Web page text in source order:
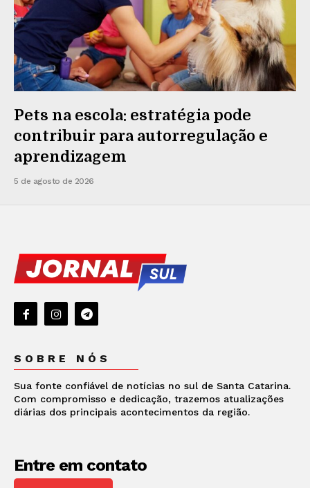
Pets na escola: estratégia pode
contribuir para autorregulação e
aprendizagem
5 de agosto de 2026
SOBRE NÓS
Sua fonte confiável de notícias no sul de Santa Catarina.
Com compromisso e dedicação, trazemos atualizações
diárias dos principais acontecimentos da região.
Entre em contato